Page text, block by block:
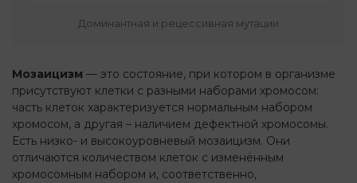
Доминантная и рецессивная мутации
Мозаицизм — это состояние, при котором в организме
присутствуют клетки с разными наборами хромосом:
часть клеток характеризуется нормальным набором
хромосом, а другая – наличием дефектной хромосомы.
Есть низко- и высокоуровневый мозаицизм. Они
отличаются количеством клеток с изменённым
хромосомным набором и, соответственно,